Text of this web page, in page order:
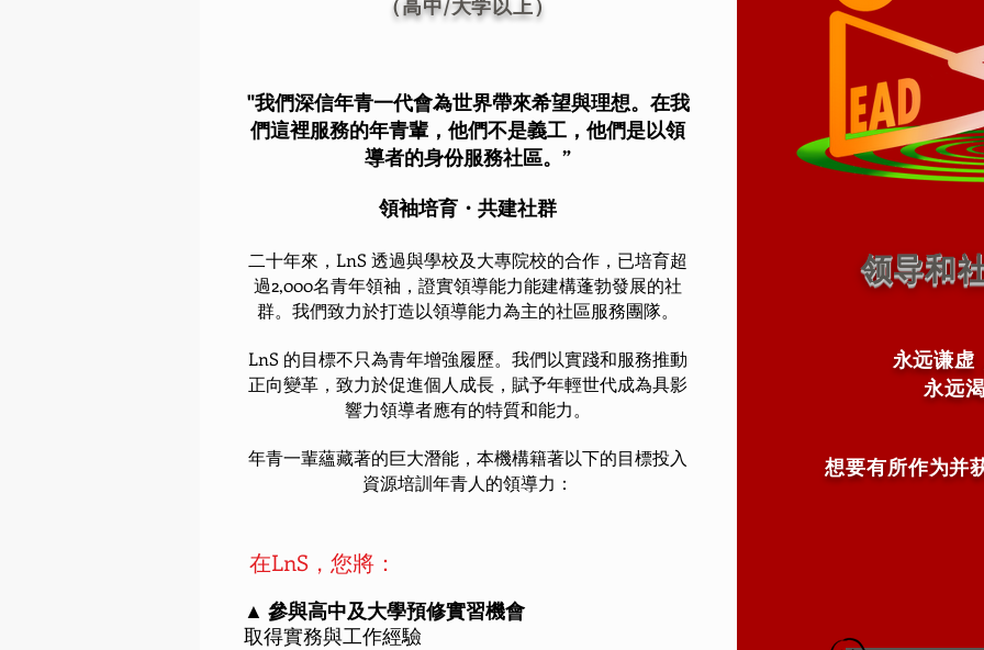
（高中/大学以上）
"我們深信年青一代會為世界帶來希望與理想。在我
們這裡服務的年青輩，他們不是義工，他們是以領
導者的身份服務社區。”
領袖培育・共建社群
二十年來，LnS 透過與學校及大專院校的合作，已培育超
過2,000名青年領袖，證實領導能力能建構蓬勃發展的社
群。我們致力於打造以領導能力為主的社區服務團隊。
LnS 的目標不只為青年增強履歷。我們以實踐和服務推動
正向變革，致力於促進個人成長，賦予年輕世代成為具影
響力領導者應有的特質和能力。
年青一輩蘊藏著的巨大潛能，本機構籍著以下的目標投入
資源培訓年青人的領導力：
在LnS，您將：
▲ 參與高中及大學預修實習機會
取得實務與工作經驗
领导和
永远谦虚
永远
想要有所作为并